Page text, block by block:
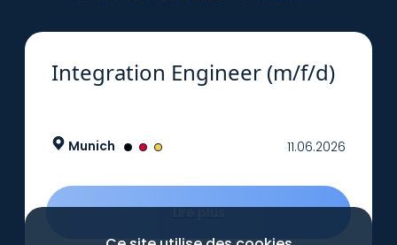
Integration Engineer (m/f/d)
Munich 11.06.2026
Lire plus